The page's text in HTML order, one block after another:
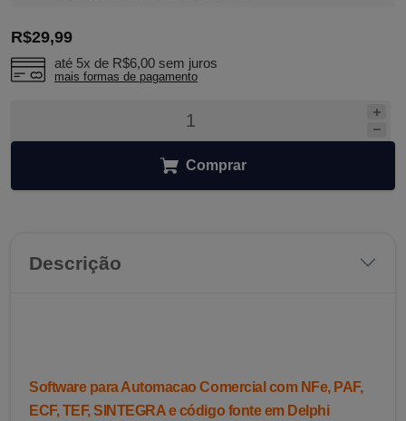
R$29,99
até 5x de R$6,00 sem juros
mais formas de pagamento
Comprar
Descrição
Software para Automacao Comercial com NFe, PAF,
ECF, TEF, SINTEGRA e código fonte em Delphi